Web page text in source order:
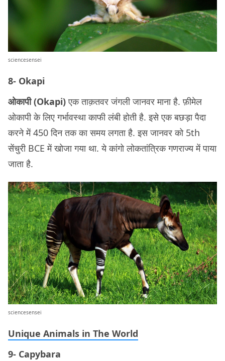
sciencesensei
8- Okapi
ओकापी (Okapi)एक ताक़तवर जंगली जानवर माना है. फ़ीमेल
ओकापी के लिए गर्भावस्था काफी लंबी होती है. इसे एक बछड़ा पैदा
करने में 450 दिन तक का समय लगता है. इस जानवर को 5th
सेंचुरी BCE में खोजा गया था. ये कांगो लोकतांत्रिक गणराज्य में पाया
जाता है.
sciencesensei
Unique Animals in The World
9- Capybara